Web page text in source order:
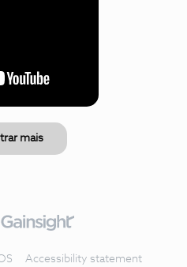
mais
Accessibility statement